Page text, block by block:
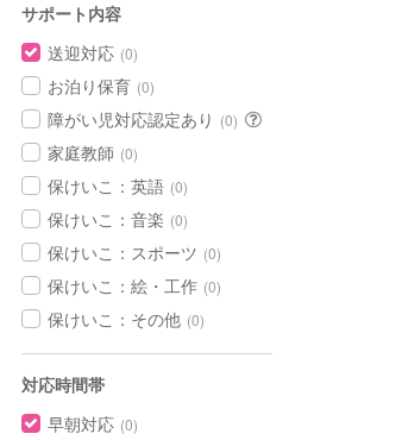
サポート内容
送迎対応 (0)
お泊り保育 (0)
障がい児対応認定あり (0)
家庭教師 (0)
保けいこ：英語 (0)
保けいこ：音楽 (0)
保けいこ：スポーツ (0)
保けいこ：絵・工作 (0)
保けいこ：その他 (0)
対応時間帯
早朝対応 (0)